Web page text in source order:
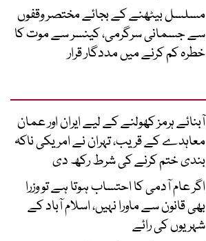
مسلسل بیٹھنے کے بجائے مختصر وقفوں
سے جسمانی سرگرمی، کینسر سے موت کا
خطرہ کم کرنے میں مددگار قرار
آبنائے ہرمز کھولنے کے لیے ایران اور عمان
معاہدے کے قریب، تہران نے امریکی ناکہ
بندی ختم کرنے کی شرط رکھ دی
اگر عام آدمی کا احتساب ہوتا ہے تو وزرا
بھی قانون سے ماورا نہیں، اسلام آباد کے
شہریوں کی رائے